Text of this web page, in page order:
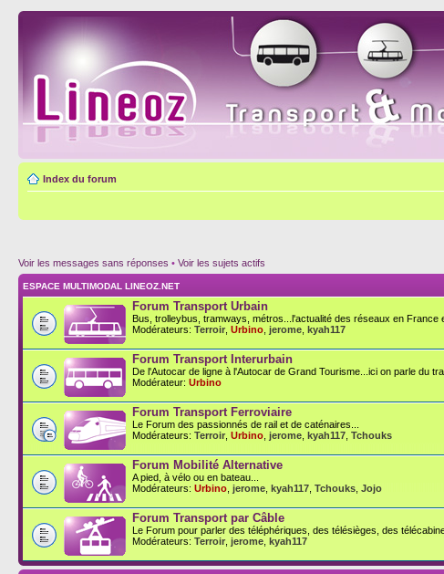
Index du forum
Voir les messages sans réponses • Voir les sujets actifs
ESPACE MULTIMODAL LINEOZ.NET
Forum Transport Urbain
Bus, trolleybus, tramways, métros...l'actualité des réseaux en France
Modérateurs: Terroir Urbino jerome kyah117
Forum Transport Interurbain
De l'Autocar de ligne à l'Autocar de Grand Tourisme...ici on parle du
Modérateur: Urbino
Forum Transport Ferroviaire
Le Forum des passionnés de rail et de caténaires...
Modérateurs: Terroir Urbino jerome kyah117 Tchouks
Forum Mobilité Alternative
A pied, à vélo ou en bateau...
Modérateurs: Urbino jerome kyah117 Tchouks Jojo
Forum Transport par Câble
Le Forum pour parler des téléphériques, des télésièges, des
Modérateurs: Terroir jerome kyah117